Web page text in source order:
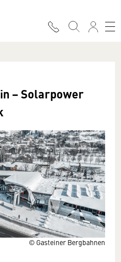
© Gasteiner Bergbahnen
– Solarpower